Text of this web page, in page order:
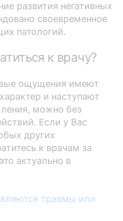
развития негативных
своевременное
патологий.
к врачу?
ощущения имеют
и наступают
можно без
Если у Вас
других
к врачам за
актуально в
травмы или